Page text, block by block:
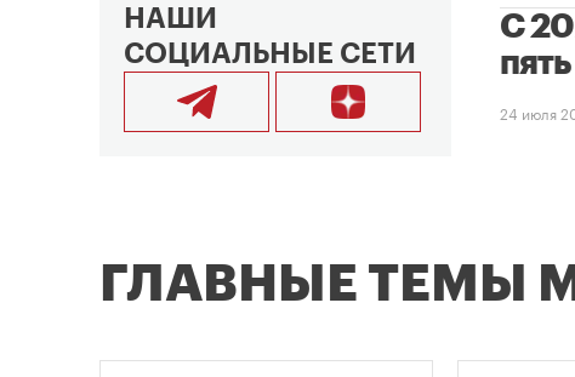
С
24 июля
НАШИ
СОЦИАЛЬНЫЕ СЕТИ
ГЛАВНЫЕ ТЕМЫ